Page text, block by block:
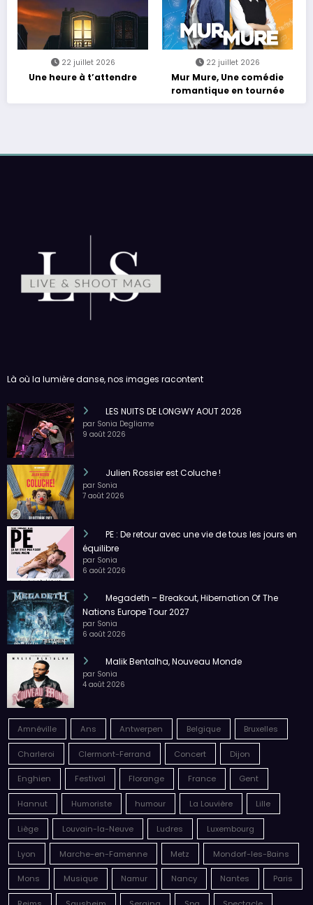
22 juillet 2026
Une heure à t’attendre
22 juillet 2026
Mur Mure, Une comédie
romantique en tournée
Là où la lumière danse, nos images racontent
LES NUITS DE LONGWY AOUT 2026
par Sonia Degliame
9 août 2026
Julien Rossier est Coluche !
par Sonia
7 août 2026
PE : De retour avec une vie de tous les jours en
équilibre
par Sonia
6 août 2026
Megadeth – Breakout, Hibernation Of The
Nations Europe Tour 2027
par Sonia
6 août 2026
Malik Bentalha, Nouveau Monde
par Sonia
4 août 2026
Amnéville Ans Antwerpen Belgique Bruxelles
Charleroi Clermont-Ferrand Concert Dijon
Enghien Festival Florange France Gent
Hannut Humoriste humour La Louvière Lille
Liège Louvain-la-Neuve Ludres Luxembourg
Lyon Marche-en-Famenne Metz Mondorf-les-Bains
Mons Musique Namur Nancy Nantes Paris